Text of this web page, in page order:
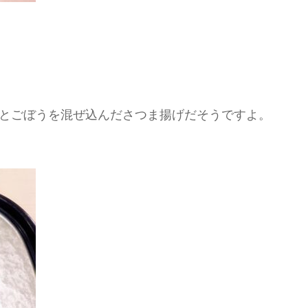
ぼうを混ぜ込んださつま揚げだそうですよ。